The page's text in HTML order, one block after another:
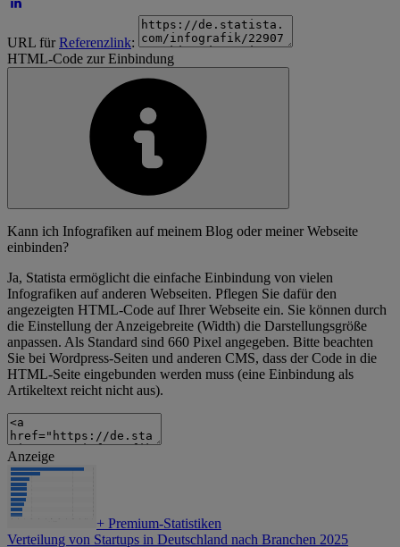
URL fürReferenzlink:
HTML-Code zur Einbindung
Kann ich Infografiken auf meinem Blog oder meiner Webseite
einbinden?
Ja, Statista ermöglicht die einfache Einbindung von vielen
Infografiken auf anderen Webseiten. Pflegen Sie dafür den
angezeigten HTML-Code auf Ihrer Webseite ein. Sie können durch
die Einstellung der Anzeigebreite (Width) die Darstellungsgröße
anpassen. Als Standard sind 660 Pixel angegeben. Bitte beachten
Sie bei Wordpress-Seiten und anderen CMS, dass der Code in die
HTML-Seite eingebunden werden muss (eine Einbindung als
Artikeltext reicht nicht aus).
Anzeige
+ Premium-Statistiken
Verteilung von Startups in Deutschland nach Branchen 2025